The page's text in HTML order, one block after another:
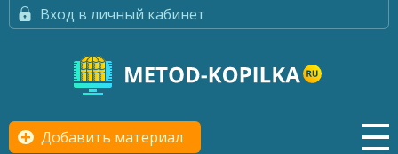
Вход в личный кабинет
Добавить материал